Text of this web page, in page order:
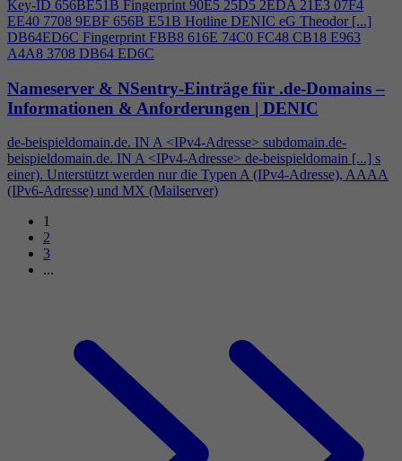
Key-ID 656BE51B Fingerprint 90E5 25D5 2EDA 21E3 07F4
EE40 7708 9EBF 656B E51B Hotline DENIC eG Theodor [...]
DB64ED6C Fingerprint FBB8 616E 74C0 FC48 CB18 E963
A4A8 3708 DB64 ED6C
Nameserver & NSentry-Einträge für .de-Domains –
Informationen & Anforderungen | DENIC
de-beispieldomain.de. IN A <IPv4-Adresse> subdomain.de-
beispieldomain.de. IN A <IPv4-Adresse> de-beispieldomain [...] s
einer). Unterstützt werden nur die Typen A (IPv4-Adresse), AAAA
(IPv6-Adresse) und MX (Mailserver)
1
2
3
...